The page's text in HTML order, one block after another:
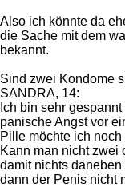
Also ich könnte da
die Sache mit dem
bekannt.
Sind zwei Kondome
SANDRA, 14:
Ich bin sehr
panische Angst vor
Pille möchte ich
Kann man nicht zwei
damit nichts
dann der Penis nicht